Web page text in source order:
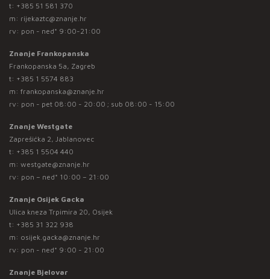
t: +385 51 581 370
m: rijekaztc@znanje.hr
rv: pon - ned* 9:00-21:00
Znanje Frankopanska
Frankopanska 5a, Zagreb
t: +385 1 5574 883
m: frankopanska@znanje.hr
rv: pon - pet 08:00 - 20:00 ; sub 08:00 - 15:00
Znanje Westgate
Zaprešićka 2, Jablanovec
t: +385 1 5504 440
m: westgate@znanje.hr
rv: pon – ned* 10:00 – 21:00
Znanje Osijek Gacka
Ulica kneza Trpimira 20, Osijek
t: +385 31 322 938
m: osijek.gacka@znanje.hr
rv: pon - ned* 9:00 - 21:00
Znanje Bjelovar